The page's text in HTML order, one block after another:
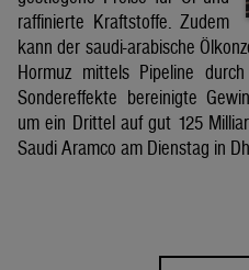
raffinierte Kraftstoffe. Zudem
kann der saudi-arabische
Hormuz mittels Pipeline
Sondereffekte bereinigte
um ein Drittel auf gut 125
Saudi Aramco am Dienstag in